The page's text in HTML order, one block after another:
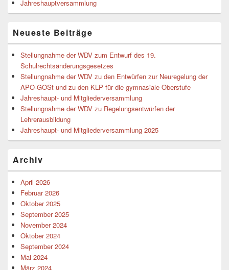
Jahreshauptversammlung
Neueste Beiträge
Stellungnahme der WDV zum Entwurf des 19.
Schulrechtsänderungsgesetzes
Stellungnahme der WDV zu den Entwürfen zur Neuregelung der
APO-GOSt und zu den KLP für die gymnasiale Oberstufe
Jahreshaupt- und Mitgliederversammlung
Stellungnahme der WDV zu Regelungsentwürfen der
Lehrerausbildung
Jahreshaupt- und Mitgliederversammlung 2025
Archiv
April 2026
Februar 2026
Oktober 2025
September 2025
November 2024
Oktober 2024
September 2024
Mai 2024
März 2024